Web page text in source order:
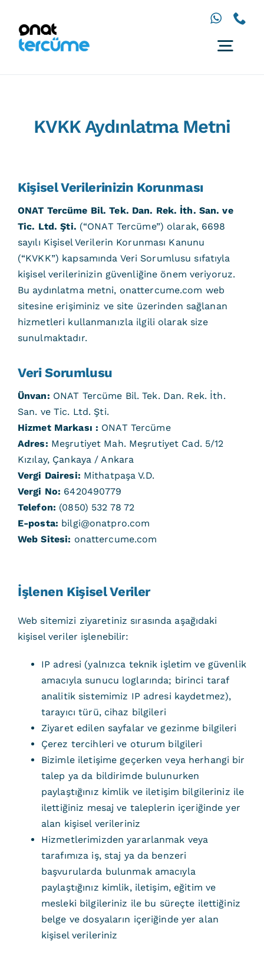
Hizmetler
İletişim
KVKK Aydınlatma Metni
Kişisel Verilerinizin Korunması
ONAT Tercüme Bil. Tek. Dan. Rek. İth. San. ve
Tic. Ltd. Şti. (“ONAT Tercüme”) olarak, 6698
sayılı Kişisel Verilerin Korunması Kanunu
(“KVKK”) kapsamında Veri Sorumlusu sıfatıyla
kişisel verilerinizin güvenliğine önem veriyoruz.
Bu aydınlatma metni, onattercume.com web
sitesine erişiminiz ve site üzerinden sağlanan
hizmetleri kullanmanızla ilgili olarak size
sunulmaktadır.
Veri Sorumlusu
Ünvan: ONAT Tercüme Bil. Tek. Dan. Rek. İth.
San. ve Tic. Ltd. Şti.
Hizmet Markası : ONAT Tercüme
Adres: Meşrutiyet Mah. Meşrutiyet Cad. 5/12
Kızılay, Çankaya / Ankara
Vergi Dairesi: Mithatpaşa V.D.
Vergi No: 6420490779
Telefon: (0850) 532 78 72
E-posta: bilgi@onatpro.com
Web Sitesi: onattercume.com
İşlenen Kişisel Veriler
Web sitemizi ziyaretiniz sırasında aşağıdaki
kişisel veriler işlenebilir:
IP adresi (yalnızca teknik işletim ve güvenlik
amacıyla sunucu loglarında; birinci taraf
analitik sistemimiz IP adresi kaydetmez),
tarayıcı türü, cihaz bilgileri
Ziyaret edilen sayfalar ve gezinme bilgileri
Çerez tercihleri ve oturum bilgileri
Bizimle iletişime geçerken veya herhangi bir
talep ya da bildirimde bulunurken
paylaştığınız kimlik ve iletişim bilgileriniz ile
ilettiğiniz mesaj ve taleplerin içeriğinde yer
alan kişisel verileriniz
Hizmetlerimizden yararlanmak veya
tarafımıza iş, staj ya da benzeri
başvurularda bulunmak amacıyla
paylaştığınız kimlik, iletişim, eğitim ve
mesleki bilgileriniz ile bu süreçte ilettiğiniz
belge ve dosyaların içeriğinde yer alan
kişisel verileriniz